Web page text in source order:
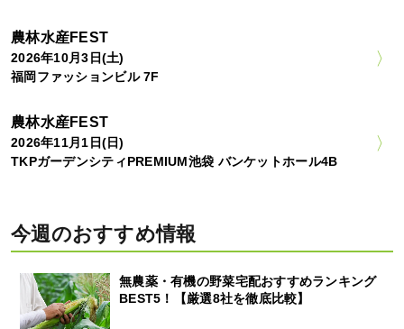
農林水産FEST
2026年10月3日(土)
福岡ファッションビル 7F
農林水産FEST
2026年11月1日(日)
TKPガーデンシティPREMIUM池袋 バンケットホール4B
今週のおすすめ情報
無農薬・有機の野菜宅配おすすめランキング
BEST5！【厳選8社を徹底比較】